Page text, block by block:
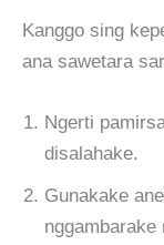
Kanggo sing
ana sawetara
Ngerti
disalahake.
Gunakake
nggambarake